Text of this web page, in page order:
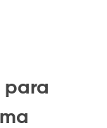
para